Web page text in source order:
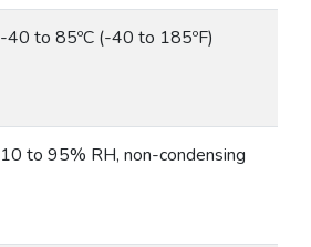
-40 to 85ºC (-40 to 185ºF)
10 to 95% RH, non-condensing